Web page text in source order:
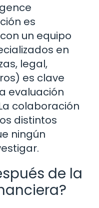
es
un equipo
en
legal,
es clave
evaluación
colaboración
distintos
ningún
de la